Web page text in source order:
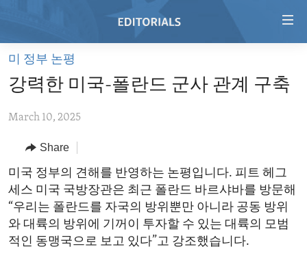
Skip
main
Skip
Navigation
Skip
to
Search
HOME
VIDEO
RADIO
REGIONS
AFRICA
AMERICAS
ASIA
EUROPE
TOPICS
HUMAN RIGHTS
SECURITY AND DEFENSE
AID AND DEVELOPMENT
ARCHIVE
ABOUT US
미 정부 논평
강력한 미국-폴란드 군사 관계 구축
March 10, 2025
Share
미국 정부의 견해를 반영하는 논평입니다. 피트 헤그
세스 미국 국방장관은 최근 폴란드 바르샤바를 방문해
“우리는 폴란드를 자국의 방위뿐만 아니라 공동 방위
와 대륙의 방위에 기꺼이 투자할 수 있는 대륙의 모범
적인 동맹국으로 보고 있다”고 강조했습니다.